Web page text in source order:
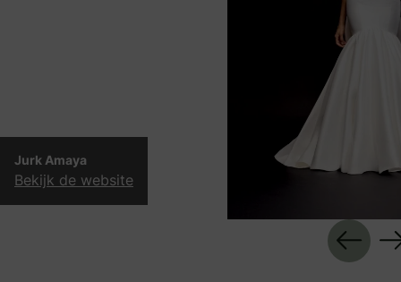
Jurk Amaya
Bekijk de website